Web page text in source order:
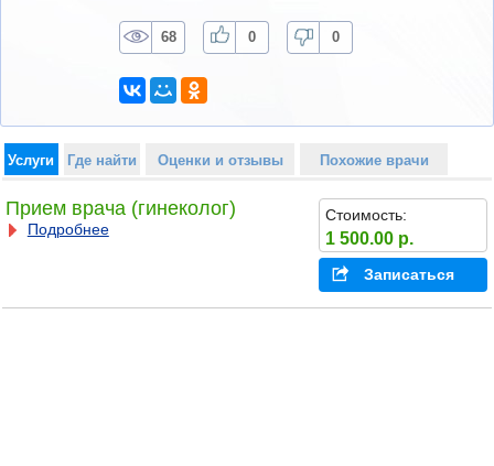
68 0 0
Услуги Где найти Оценки и отзывы Похожие врачи
Прием врача (гинеколог)
Подробнее
Стоимость:
1 500.00 р.
Записаться